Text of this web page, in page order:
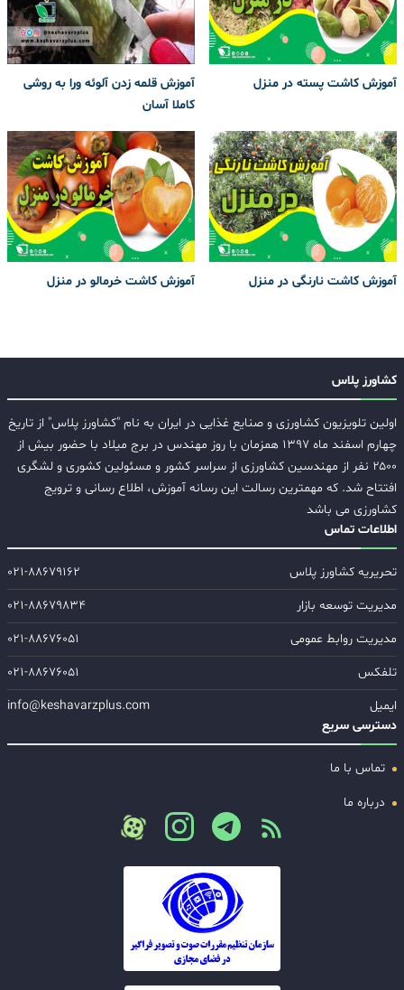
آموزش کاشت پسته در منزل
آموزش قلمه زدن آلوئه ورا به روشی
کاملا آسان
آموزش کاشت نارنگی در منزل آموزش کاشت خرمالو در منزل
کشاورز پلاس
اولین تلویزیون کشاورزی و صنایع غذایی در ایران به نام "کشاورز پلاس" از تاریخ
چهارم اسفند ماه ۱۳۹۷ همزمان با روز مهندس در برج میلاد با حضور بیش از
۲۵۰۰ نفر از مهندسین کشاورزی از سراسر کشور و مسئولین کشوری و لشگری
افتتاح شد. که مهمترین رسالت این رسانه آموزش، اطلاع رسانی و ترویج
کشاورزی می باشد
اطلاعات تماس
تحریریه کشاورز پلاس
۰۲۱-۸۸۶۷۹۱۶۲
مدیریت توسعه بازار
۰۲۱-۸۸۶۷۹۸۳۴
مدیریت روابط عمومی
۰۲۱-۸۸۶۷۶۰۵۱
تلفکس
۰۲۱-۸۸۶۷۶۰۵۱
ایمیل
info@keshavarzplus.com
دسترسی سریع
تماس با ما
درباره ما